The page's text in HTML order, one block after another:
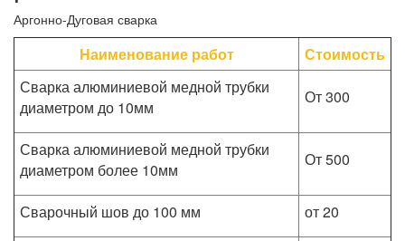
Аргонно-Дуговая сварка
Наименование работ
Стоимость
Сварка алюминиевой медной трубки
диаметром до 10мм
От 300
Сварка алюминиевой медной трубки
диаметром более 10мм
От 500
Сварочный шов до 100 мм
от 20